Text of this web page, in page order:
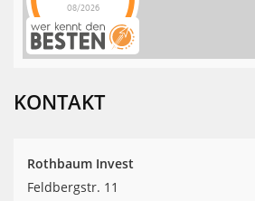
08/2026
Rothbaum Invest
hat4.9von5
auf
werkenntdenBESTEN.de
KONTAKT
Rothbaum Invest
Feldbergstr. 11